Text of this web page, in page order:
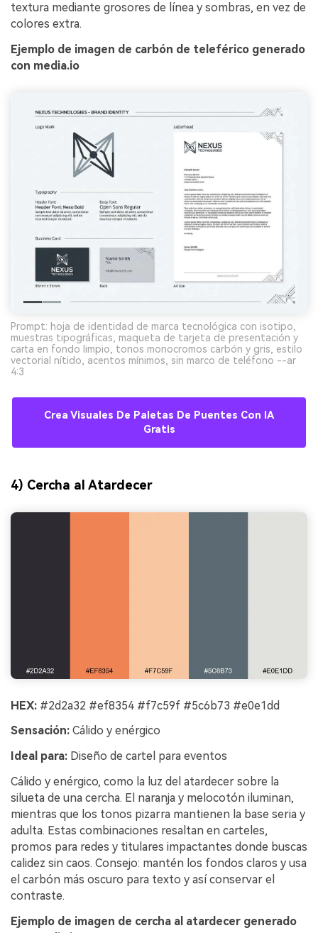
textura mediante grosores de línea y sombras, en vez de
colores extra.
Ejemplo de imagen de carbón de teleférico generado
con media.io
Prompt: hoja de identidad de marca tecnológica con isotipo,
muestras tipográficas, maqueta de tarjeta de presentación y
carta en fondo limpio, tonos monocromos carbón y gris, estilo
vectorial nítido, acentos mínimos, sin marco de teléfono --ar
4:3
Crea Visuales De Paletas De Puentes Con IA
Gratis
4) Cercha al Atardecer
HEX: #2d2a32 #ef8354 #f7c59f #5c6b73 #e0e1dd
Sensación: Cálido y enérgico
Ideal para: Diseño de cartel para eventos
Cálido y enérgico, como la luz del atardecer sobre la
silueta de una cercha. El naranja y melocotón iluminan,
mientras que los tonos pizarra mantienen la base seria y
adulta. Estas combinaciones resaltan en carteles,
promos para redes y titulares impactantes donde buscas
calidez sin caos. Consejo: mantén los fondos claros y usa
el carbón más oscuro para texto y así conservar el
contraste.
Ejemplo de imagen de cercha al atardecer generado